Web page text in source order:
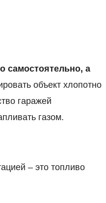
самостоятельно, а
объект хлопотно
гаражей
газом.
– это топливо